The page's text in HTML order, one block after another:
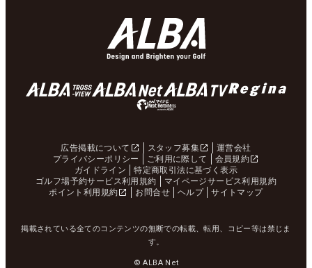
広告掲載について スタッフ募集
運営会社
プライバシーポリシー
ご利用に際して
会員規約
ガイドライン
特定商取引法に基づく表示
ゴルフ場予約サービス利用規約
マイページサービス利用規約
ポイント利用規約
お問合せ ヘルプ サイトマップ
掲載されている全てのコンテンツの無断での転載、転用、コピー等は禁じま
す。
© ALBA Net